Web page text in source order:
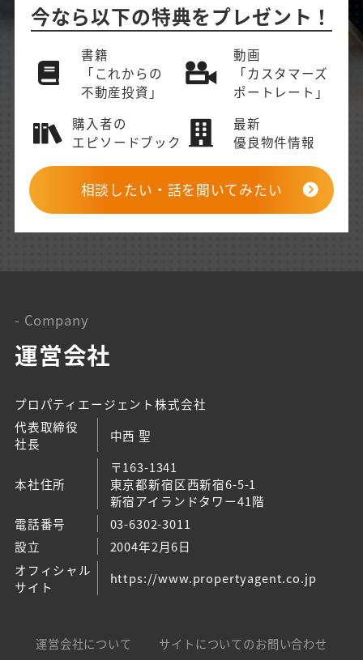
今なら以下の特典をプレゼント！
書籍
「これからの
不動産投資」
動画
「カスタマーズ
ポートレート」
購入者の
エピソードブック
最新
優良物件情報
相談したい・話を聞いてみたい
- Company
運営会社
プロパティエージェント株式会社
代表取締役
社長
中西 聖
本社住所
〒163-1341
東京都新宿区西新宿6-5-1
新宿アイランドタワー41階
電話番号
03-6302-3011
設立
2004年2月6日
オフィシャル
サイト
https://www.propertyagent.co.jp
運営会社について サイトについてのお問い合わせ